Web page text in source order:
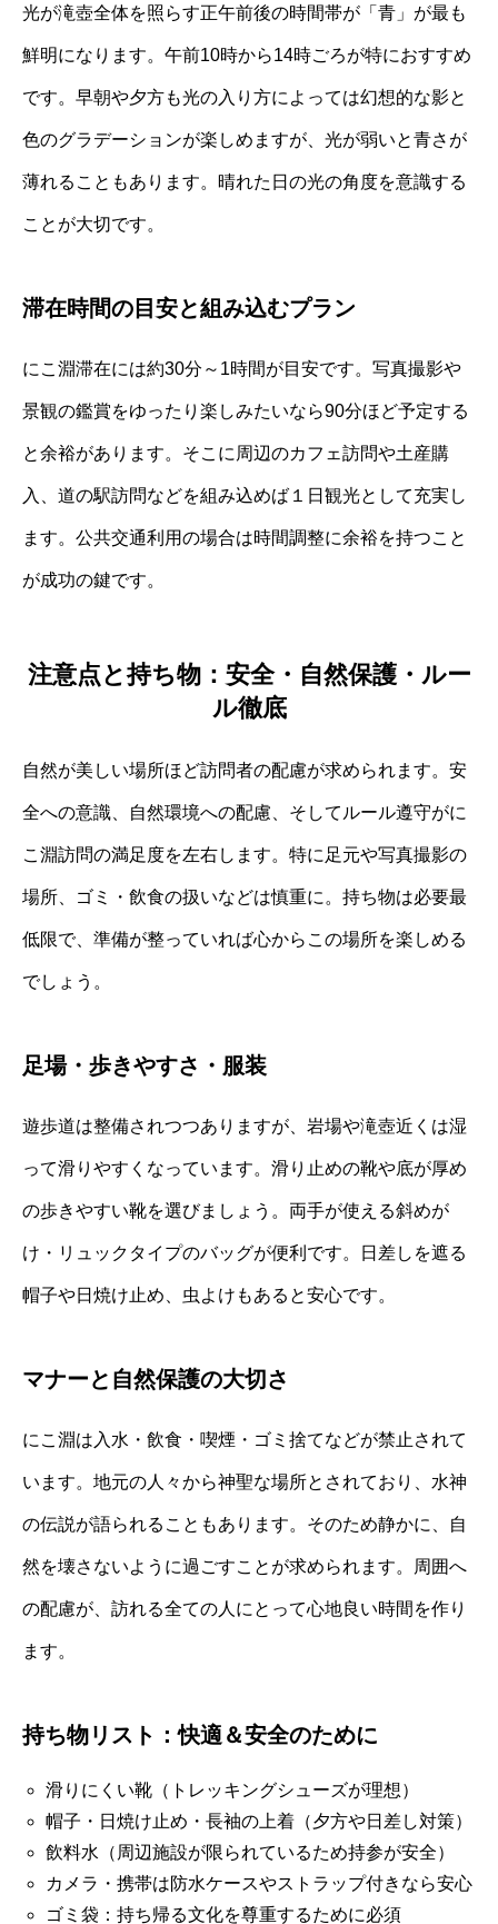
光が滝壺全体を照らす正午前後の時間帯が「青」が最も
鮮明になります。午前10時から14時ごろが特におすすめ
です。早朝や夕方も光の入り方によっては幻想的な影と
色のグラデーションが楽しめますが、光が弱いと青さが
薄れることもあります。晴れた日の光の角度を意識する
ことが大切です。
滞在時間の目安と組み込むプラン
にこ淵滞在には約30分～1時間が目安です。写真撮影や
景観の鑑賞をゆったり楽しみたいなら90分ほど予定する
と余裕があります。そこに周辺のカフェ訪問や土産購
入、道の駅訪問などを組み込めば１日観光として充実し
ます。公共交通利用の場合は時間調整に余裕を持つこと
が成功の鍵です。
注意点と持ち物：安全・自然保護・ルー
ル徹底
自然が美しい場所ほど訪問者の配慮が求められます。安
全への意識、自然環境への配慮、そしてルール遵守がに
こ淵訪問の満足度を左右します。特に足元や写真撮影の
場所、ゴミ・飲食の扱いなどは慎重に。持ち物は必要最
低限で、準備が整っていれば心からこの場所を楽しめる
でしょう。
足場・歩きやすさ・服装
遊歩道は整備されつつありますが、岩場や滝壺近くは湿
って滑りやすくなっています。滑り止めの靴や底が厚め
の歩きやすい靴を選びましょう。両手が使える斜めが
け・リュックタイプのバッグが便利です。日差しを遮る
帽子や日焼け止め、虫よけもあると安心です。
マナーと自然保護の大切さ
にこ淵は入水・飲食・喫煙・ゴミ捨てなどが禁止されて
います。地元の人々から神聖な場所とされており、水神
の伝説が語られることもあります。そのため静かに、自
然を壊さないように過ごすことが求められます。周囲へ
の配慮が、訪れる全ての人にとって心地良い時間を作り
ます。
持ち物リスト：快適＆安全のために
滑りにくい靴（トレッキングシューズが理想）
帽子・日焼け止め・長袖の上着（夕方や日差し対策）
飲料水（周辺施設が限られているため持参が安全）
カメラ・携帯は防水ケースやストラップ付きなら安心
ゴミ袋：持ち帰る文化を尊重するために必須